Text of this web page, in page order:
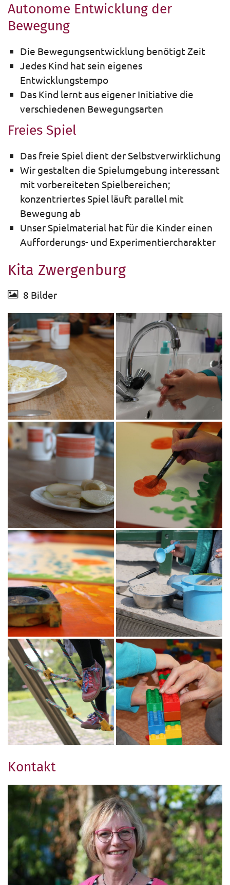
Autonome Entwicklung der
Bewegung
Die Bewegungsentwicklung benötigt Zeit
Jedes Kind hat sein eigenes
Entwicklungstempo
Das Kind lernt aus eigener Initiative die
verschiedenen Bewegungsarten
Freies Spiel
Das freie Spiel dient der Selbstverwirklichung
Wir gestalten die Spielumgebung interessant
mit vorbereiteten Spielbereichen;
konzentriertes Spiel läuft parallel mit
Bewegung ab
Unser Spielmaterial hat für die Kinder einen
Aufforderungs- und Experimentiercharakter
Kita Zwergenburg
8 Bilder
Kontakt